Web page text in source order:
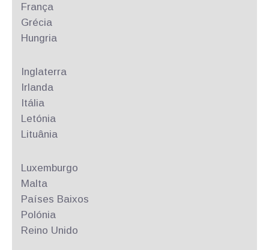
França
Grécia
Hungria
Inglaterra
Irlanda
Itália
Letónia
Lituânia
Luxemburgo
Malta
Países Baixos
Polónia
Reino Unido